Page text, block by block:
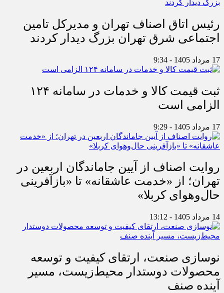
رئیس اتاق اصناف تهران و مدیرکل تامین
اجتماعی شرق تهران بزرگ دیدار کردند
17 مرداد 1405 - 9:34
ثبت قیمت کالا و خدمات در سامانه ۱۲۴
الزامی است
17 مرداد 1405 - 9:29
روایت اصناف از آیین جاماندگان اربعین در
تهران؛ از «خدمت عاشقانه» تا «بازآفرینی
حال‌وهوای کربلا»
14 مرداد 1405 - 13:12
نوسازی صنعت، ارتقای کیفیت و توسعه
محصولات دوستدار محیط‌زیست، مسیر
آینده صنف